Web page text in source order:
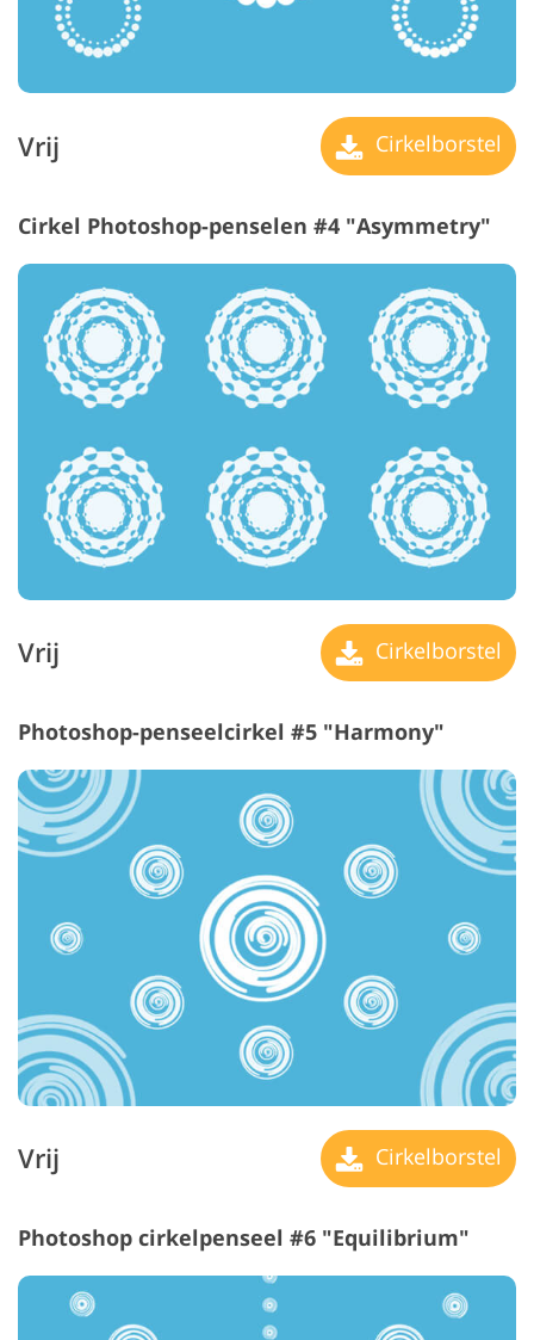
Vrij Cirkelborstel
Cirkel Photoshop-penselen #4 "Asymmetry"
Vrij Cirkelborstel
Photoshop-penseelcirkel #5 "Harmony"
Vrij Cirkelborstel
Photoshop cirkelpenseel #6 "Equilibrium"